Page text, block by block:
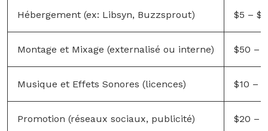
Hébergement (ex: Libsyn, Buzzsprout) $5 –
Montage et Mixage (externalisé ou interne) $50 –
Musique et Effets Sonores (licences) $10 –
Promotion (réseaux sociaux, publicité) $20 –